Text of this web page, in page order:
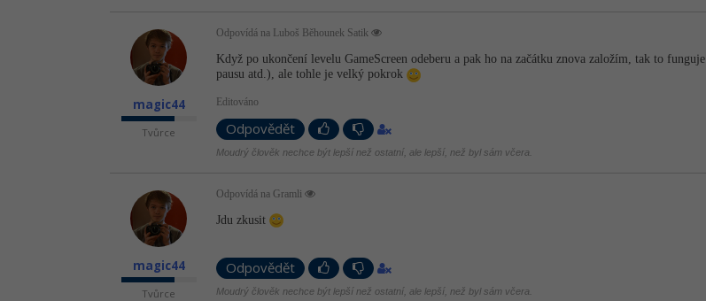
magic44
Tvůrce
Odpovídá na Luboš Běhounek Satik
Když po ukončení levelu GameScreen odeberu a pak ho na začátku znova založím, tak to funguje
pausu atd.), ale tohle je velký pokrok
Editováno
Odpovědět
Moudrý člověk nechce být lepší než ostatní, ale lepší, než byl sám včera.
magic44
Tvůrce
Odpovídá na Gramli
Jdu zkusit
Odpovědět
Moudrý člověk nechce být lepší než ostatní, ale lepší, než byl sám včera.